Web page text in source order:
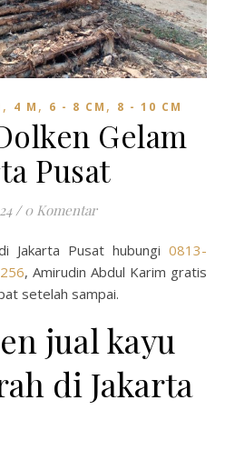
, 4 M , 6 - 8 CM , 8 - 10 CM
Gelam
Pusat
/ 0 Komentar
Jakarta Pusat hubungi 0813-
, Amirudin Abdul Karim gratis
setelah sampai.
jual kayu
di Jakarta